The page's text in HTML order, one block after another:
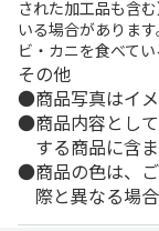
された加工品も含
いる場合がありま
ビ・カニを食べてい
その他
商品写真はイメ
商品内容とし
する商品に含
商品の色は、
際と異なる場